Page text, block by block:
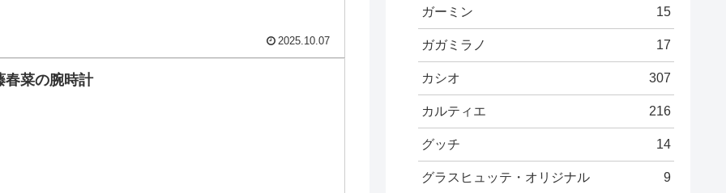
2025.10.07
春菜の腕時計
ガーミン 15
ガガミラノ 17
カシオ 307
カルティエ 216
グッチ 14
グラスヒュッテ・オリジナル 9